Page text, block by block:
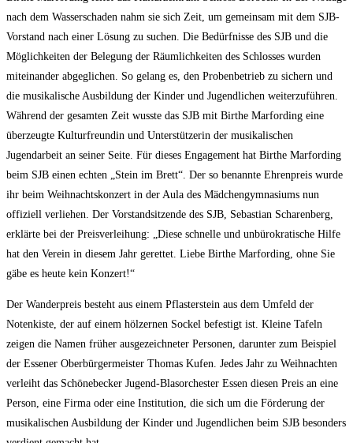
nach dem Wasserschaden nahm sie sich Zeit, um gemeinsam mit dem SJB-
Vorstand nach einer Lösung zu suchen. Die Bedürfnisse des SJB und die
Möglichkeiten der Belegung der Räumlichkeiten des Schlosses wurden
miteinander abgeglichen. So gelang es, den Probenbetrieb zu sichern und
die musikalische Ausbildung der Kinder und Jugendlichen weiterzuführen.
Während der gesamten Zeit wusste das SJB mit Birthe Marfording eine
überzeugte Kulturfreundin und Unterstützerin der musikalischen
Jugendarbeit an seiner Seite. Für dieses Engagement hat Birthe Marfording
beim SJB einen echten „Stein im Brett“. Der so benannte Ehrenpreis wurde
ihr beim Weihnachtskonzert in der Aula des Mädchengymnasiums nun
offiziell verliehen. Der Vorstandsitzende des SJB, Sebastian Scharenberg,
erklärte bei der Preisverleihung: „Diese schnelle und unbürokratische Hilfe
hat den Verein in diesem Jahr gerettet. Liebe Birthe Marfording, ohne Sie
gäbe es heute kein Konzert!“
Der Wanderpreis besteht aus einem Pflasterstein aus dem Umfeld der
Notenkiste, der auf einem hölzernen Sockel befestigt ist. Kleine Tafeln
zeigen die Namen früher ausgezeichneter Personen, darunter zum Beispiel
der Essener Oberbürgermeister Thomas Kufen. Jedes Jahr zu Weihnachten
verleiht das Schönebecker Jugend-Blasorchester Essen diesen Preis an eine
Person, eine Firma oder eine Institution, die sich um die Förderung der
musikalischen Ausbildung der Kinder und Jugendlichen beim SJB besonders